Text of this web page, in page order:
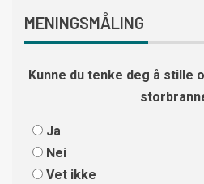
MENINGSMÅLING
Kunne du tenke deg å stille
Ja
Nei
Vet ikke